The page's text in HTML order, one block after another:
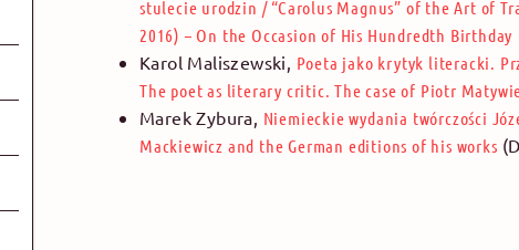
stulecie urodzin / “Carolus Magnus” of the Art of
2016) – On the Occasion of His Hundredth Birthday
Karol Maliszewski, Poeta jako krytyk literacki.
The poet as literary critic. The case of Piotr
Marek Zybura, Niemieckie wydania twórczości
Mackiewicz and the German editions of his works